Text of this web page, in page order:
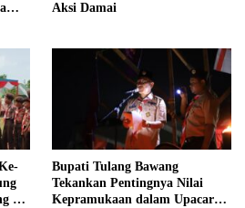
Aksi Damai
Di
Bupati Tulang Bawang
Tekankan Pentingnya Nilai
Kepramukaan dalam Upacara